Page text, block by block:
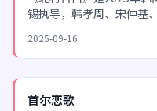
锡执导，韩孝周、宋仲基
2025-09-16
首尔恋歌